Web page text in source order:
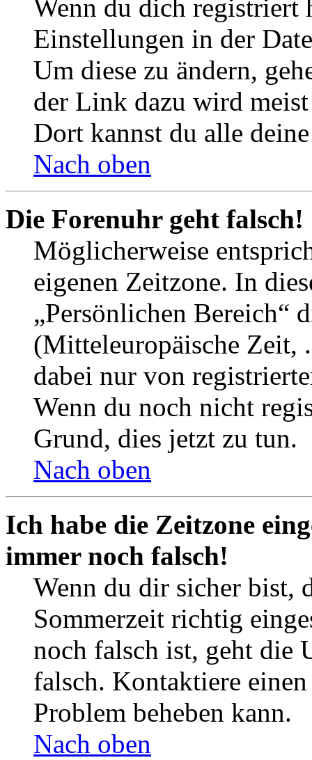
Wenn du dich registriert
Einstellungen in der
Um diese zu ändern,
der Link dazu wird
Dort kannst du alle
Nach oben
Die Forenuhr geht falsch!
Möglicherweise
eigenen Zeitzone. In
„Persönlichen Bereich“
(Mitteleuropäische Zeit,
dabei nur von
Wenn du noch nicht
Grund, dies jetzt zu tun.
Nach oben
Ich habe die Zeitzone
immer noch falsch!
Wenn du dir sicher bist,
Sommerzeit richtig
noch falsch ist, geht die
falsch. Kontaktiere
Problem beheben kann.
Nach oben